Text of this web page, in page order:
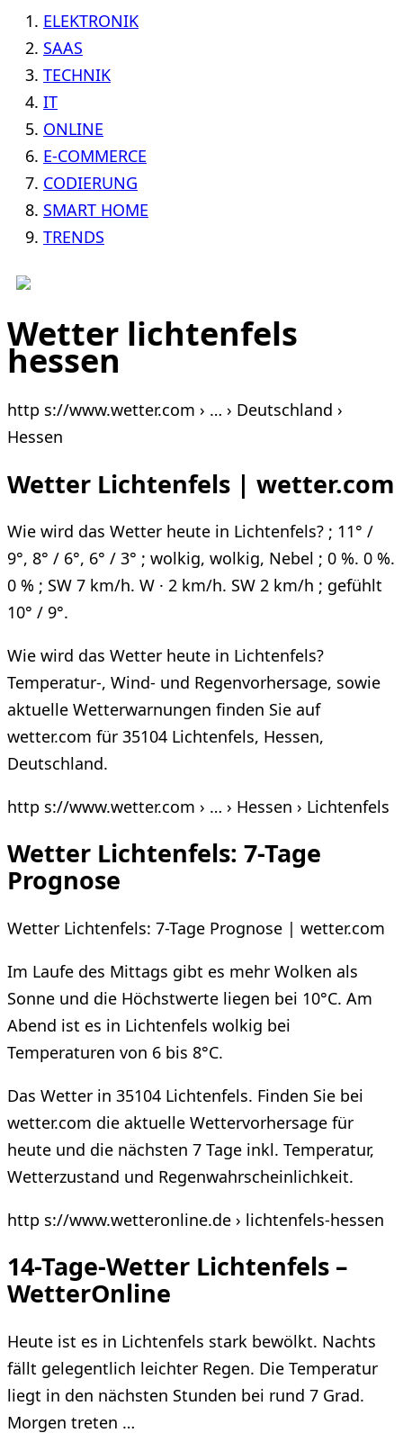
ELEKTRONIK
SAAS
TECHNIK
IT
ONLINE
E-COMMERCE
CODIERUNG
SMART HOME
TRENDS
Wetter lichtenfels
hessen
http s://www.wetter.com › … › Deutschland ›
Hessen
Wetter Lichtenfels | wetter.com
Wie wird das Wetter heute in Lichtenfels? ; 11° /
9°, 8° / 6°, 6° / 3° ; wolkig, wolkig, Nebel ; 0 %. 0 %.
0 % ; SW 7 km/h. W · 2 km/h. SW 2 km/h ; gefühlt
10° / 9°.
Wie wird das Wetter heute in Lichtenfels?
Temperatur-, Wind- und Regenvorhersage, sowie
aktuelle Wetterwarnungen finden Sie auf
wetter.com für 35104 Lichtenfels, Hessen,
Deutschland.
http s://www.wetter.com › … › Hessen › Lichtenfels
Wetter Lichtenfels: 7-Tage
Prognose
Wetter Lichtenfels: 7-Tage Prognose | wetter.com
Im Laufe des Mittags gibt es mehr Wolken als
Sonne und die Höchstwerte liegen bei 10°C. Am
Abend ist es in Lichtenfels wolkig bei
Temperaturen von 6 bis 8°C.
Das Wetter in 35104 Lichtenfels. Finden Sie bei
wetter.com die aktuelle Wettervorhersage für
heute und die nächsten 7 Tage inkl. Temperatur,
Wetterzustand und Regenwahrscheinlichkeit.
http s://www.wetteronline.de › lichtenfels-hessen
14-Tage-Wetter Lichtenfels –
WetterOnline
Heute ist es in Lichtenfels stark bewölkt. Nachts
fällt gelegentlich leichter Regen. Die Temperatur
liegt in den nächsten Stunden bei rund 7 Grad.
Morgen treten …